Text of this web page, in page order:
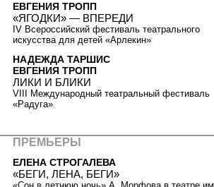
ЕВГЕНИЯ ТРОПП
«ЯГОДКИ» — ВПЕРЕДИ
IV Всероссийский фестиваль театрального
искусства для детей «Арлекин»
НАДЕЖДА ТАРШИС
ЕВГЕНИЯ ТРОПП
ЛИКИ И БЛИКИ
VIII Международный театральный фестиваль
«Радуга»
ПРЕМЬЕРЫ
ЕЛЕНА СТРОГАЛЕВА
«БЕГИ, ЛЕНА, БЕГИ»